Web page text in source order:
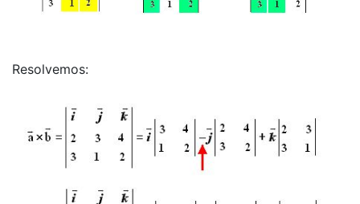
Resolvemos: